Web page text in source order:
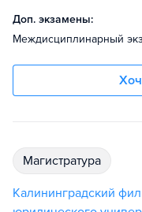
Доп. экзамены:
Междисциплинарный
магистратура
Калининградский